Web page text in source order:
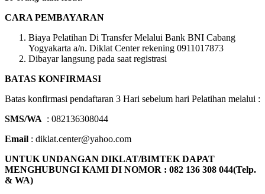
CARA PEMBAYARAN
Biaya Pelatihan Di Transfer Melalui Bank BNI Cabang
Yogyakarta a/n. Diklat Center rekening 0911017873
Dibayar langsung pada saat registrasi
BATAS KONFIRMASI
Batas konfirmasi pendaftaran 3 Hari sebelum hari Pelatihan melalui :
SMS/WA : 082136308044
Email : diklat.center@yahoo.com
UNTUK UNDANGAN DIKLAT/BIMTEK DAPAT
MENGHUBUNGI KAMI DI NOMOR : 082 136 308 044(Telp.
& WA)